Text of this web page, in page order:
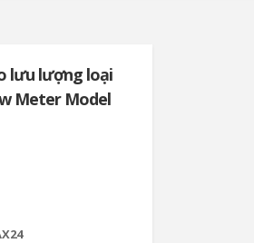
lưu lượng loại
Meter Model